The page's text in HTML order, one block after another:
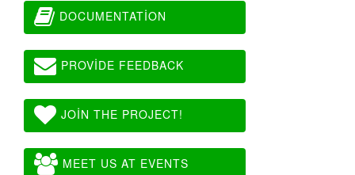
DOCUMENTATION
PROVIDE FEEDBACK
JOIN THE PROJECT!
MEET US AT EVENTS